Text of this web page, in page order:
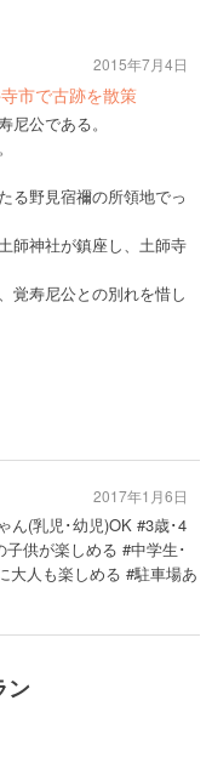
市で古跡を散策
公である。
る野見宿禰の所領地でっ
師神社が鎮座し、土師寺
覚寿尼公との別れを惜し
2015年7月4日
ん(乳児･幼児)OK #3歳･4
供が楽しめる #中学生･
大人も楽しめる #駐車場あ
2017年1月6日
ン